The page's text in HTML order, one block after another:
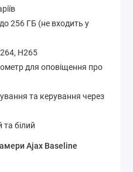
256 ГБ (не входить у
H265
для оповіщення про
та керування через
білий
Ajax Baseline